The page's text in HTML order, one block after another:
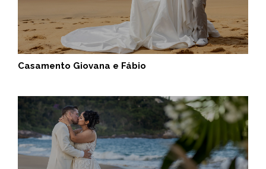
Casamento Giovana e Fábio